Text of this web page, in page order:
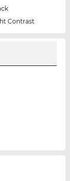
Contrast